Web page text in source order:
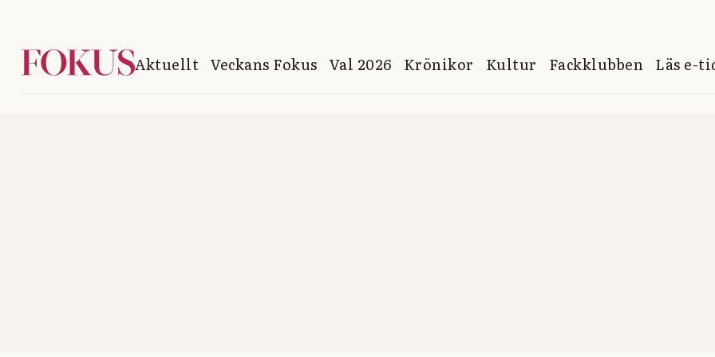
Aktuellt Veckans Fokus Val 2026 Krönikor Kultur Fackklubben Läs e-